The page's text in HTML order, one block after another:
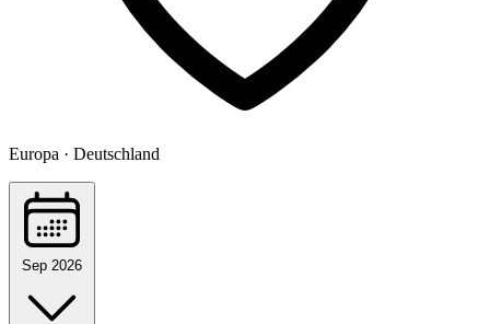
Europa · Deutschland
Sep 2026